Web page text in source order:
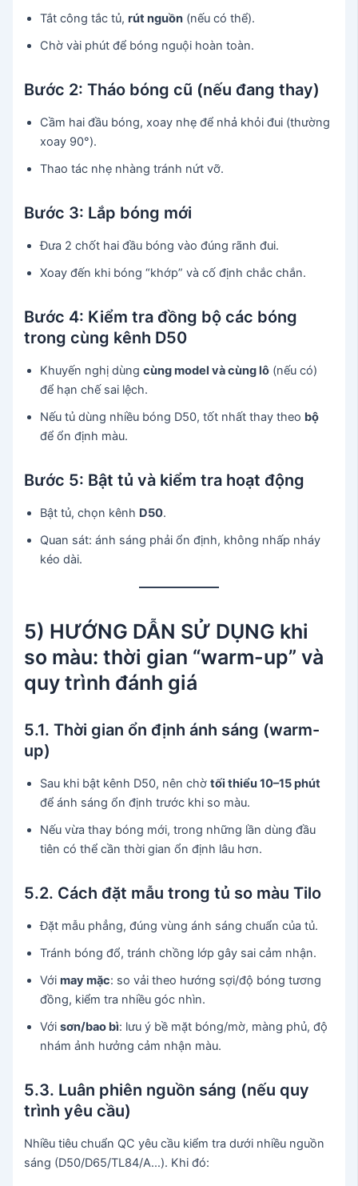
Tắt công tắc tủ,rút nguồn (nếu có thể).
Chờ vài phút để bóng nguội hoàn toàn.
Bước 2: Tháo bóng cũ (nếu đang thay)
Cầm hai đầu bóng, xoay nhẹ để nhả khỏi đui (thường
xoay 90°).
Thao tác nhẹ nhàng tránh nứt vỡ.
Bước 3: Lắp bóng mới
Đưa 2 chốt hai đầu bóng vào đúng rãnh đui.
Xoay đến khi bóng “khớp” và cố định chắc chắn.
Bước 4: Kiểm tra đồng bộ các bóng
trong cùng kênh D50
Khuyến nghị dùngcùng model và cùng lô (nếu có)
để hạn chế sai lệch.
Nếu tủ dùng nhiều bóng D50, tốt nhất thay theo bộ
để ổn định màu.
Bước 5: Bật tủ và kiểm tra hoạt động
Bật tủ, chọn kênh D50.
Quan sát: ánh sáng phải ổn định, không nhấp nháy
kéo dài.
5) HƯỚNG DẪN SỬ DỤNG khi
so màu: thời gian “warm-up” và
quy trình đánh giá
5.1. Thời gian ổn định ánh sáng (warm-
up)
Sau khi bật kênh D50, nên chờtối thiểu 10–15 phút
để ánh sáng ổn định trước khi so màu.
Nếu vừa thay bóng mới, trong những lần dùng đầu
tiên có thể cần thời gian ổn định lâu hơn.
5.2. Cách đặt mẫu trong tủ so màu Tilo
Đặt mẫu phẳng, đúng vùng ánh sáng chuẩn của tủ.
Tránh bóng đổ, tránh chồng lớp gây sai cảm nhận.
Vớimay mặc: so vải theo hướng sợi/độ bóng tương
đồng, kiểm tra nhiều góc nhìn.
Vớisơn/bao bì: lưu ý bề mặt bóng/mờ, màng phủ, độ
nhám ảnh hưởng cảm nhận màu.
5.3. Luân phiên nguồn sáng (nếu quy
trình yêu cầu)
Nhiều tiêu chuẩn QC yêu cầu kiểm tra dưới nhiều nguồn
sáng (D50/D65/TL84/A…). Khi đó: